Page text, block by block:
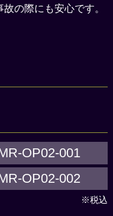
の際にも安心です。
OP02-001
OP02-002
※税込